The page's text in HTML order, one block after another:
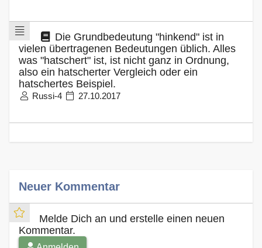
Die Grundbedeutung "hinkend" ist in
vielen übertragenen Bedeutungen üblich. Alles
was "hatschert" ist, ist nicht ganz in Ordnung,
also ein hatscherter Vergleich oder ein
hatschertes Beispiel.
Russi-4 27.10.2017
Neuer Kommentar
Melde Dich an und erstelle einen neuen
Kommentar.